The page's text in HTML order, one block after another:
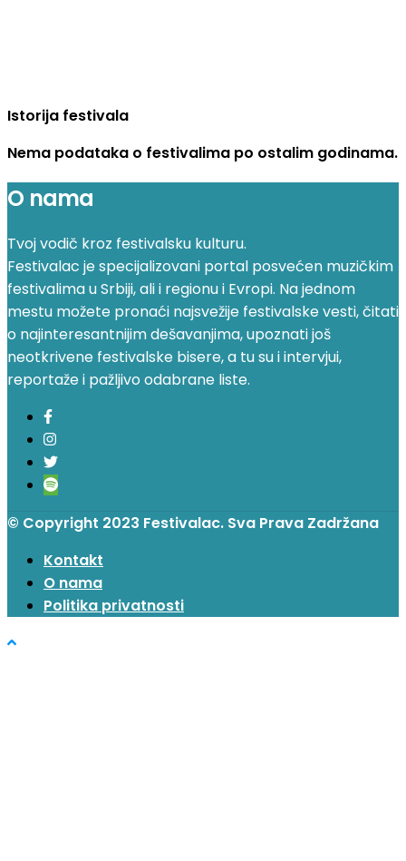
Istorija festivala
Nema podataka o festivalima po ostalim godinama.
O nama
Tvoj vodič kroz festivalsku kulturu.
Festivalac je specijalizovani portal posvećen muzičkim
festivalima u Srbiji, ali i regionu i Evropi. Na jednom
mestu možete pronaći najsvežije festivalske vesti, čitati
o najinteresantnijim dešavanjima, upoznati još
neotkrivene festivalske bisere, a tu su i intervjui,
reportaže i pažljivo odabrane liste.
© Copyright 2023 Festivalac. Sva Prava Zadržana
Kontakt
O nama
Politika privatnosti